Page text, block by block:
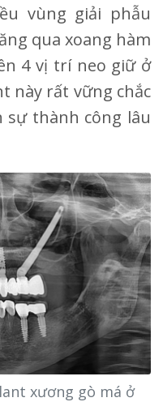
vùng giải phẫu
qua xoang hàm
4 vị trí neo giữ ở
này rất vững chắc
sự thành công lâu
xương gò má ở